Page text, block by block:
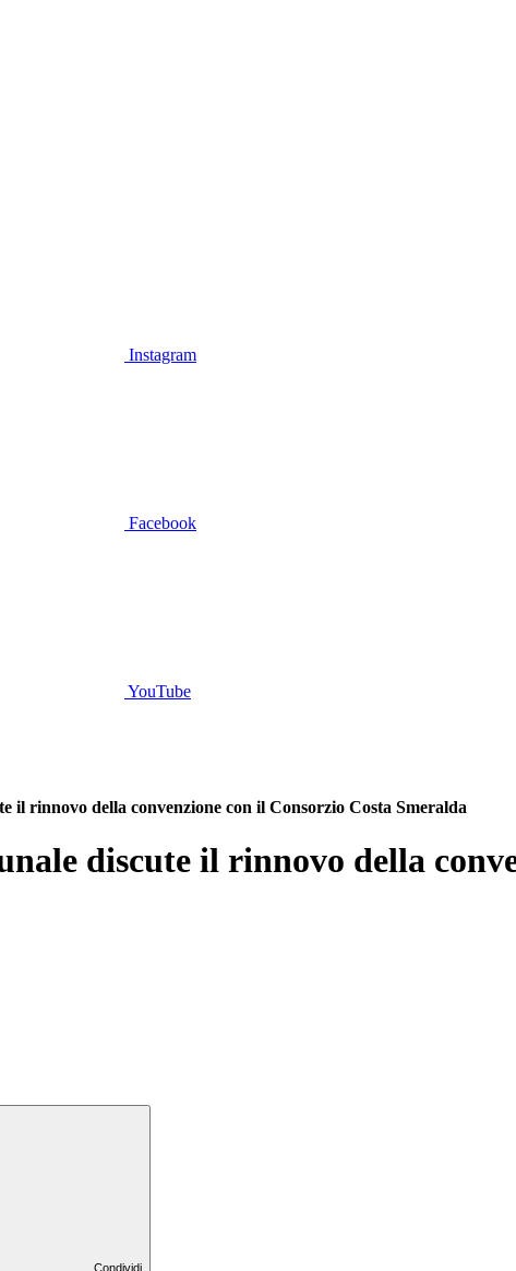
Instagram
Facebook
YouTube
il rinnovo della convenzione con il Consorzio Costa Smeralda
discute il rinnovo della
Condividi